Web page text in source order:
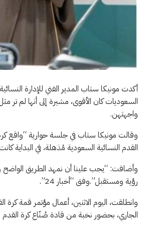
أكدت مونيكا ستاب المدير الفني للإدارة
السعوديات كان الأقوى، مشيرة إلى أنها لم
واجهتهن.
وقالت مونيكا ستاب في جلسة حوارية “واقع كرة
القدم النسائية السعودية مُذهلة، في البداية كانت الفرق 14 والآن أصبح
وأضافت: “يجب علينا أن نمهد الطريق
رؤية ومستقبل”.وفق “أخبار 24”.
الجاري، بحضور نخبة من قادة صُنّاع كرة القدم